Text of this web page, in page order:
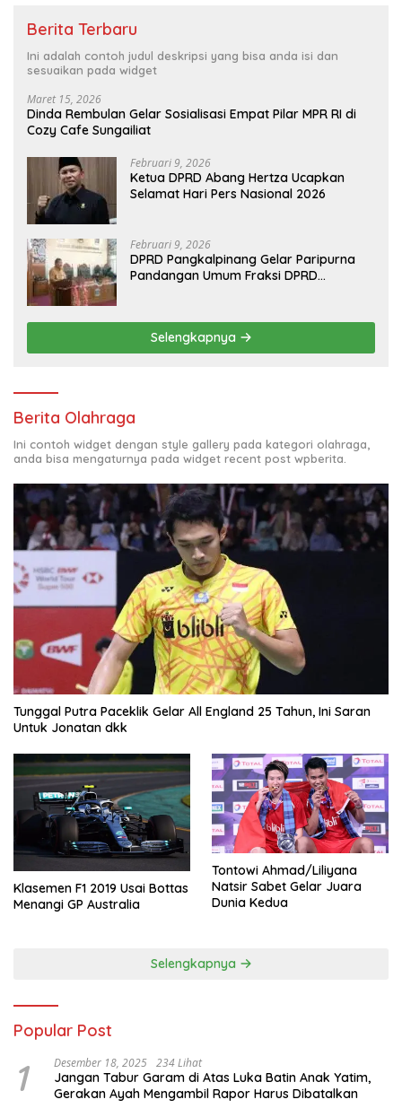
Berita Terbaru
Ini adalah contoh judul deskripsi yang bisa anda isi dan
sesuaikan pada widget
Maret 15, 2026
Dinda Rembulan Gelar Sosialisasi Empat Pilar MPR RI di
Cozy Cafe Sungailiat
Februari 9, 2026
Ketua DPRD Abang Hertza Ucapkan
Selamat Hari Pers Nasional 2026
Februari 9, 2026
DPRD Pangkalpinang Gelar Paripurna
Pandangan Umum Fraksi DPRD
Selengkapnya
Berita Olahraga
Ini contoh widget dengan style gallery pada kategori olahraga,
anda bisa mengaturnya pada widget recent post wpberita.
Tunggal Putra Paceklik Gelar All England 25 Tahun, Ini Saran
Untuk Jonatan dkk
Klasemen F1 2019 Usai Bottas
Menangi GP Australia
Tontowi Ahmad/Liliyana
Natsir Sabet Gelar Juara
Dunia Kedua
Selengkapnya
Popular Post
1 Desember 18, 2025 234 Lihat
Jangan Tabur Garam di Atas Luka Batin Anak Yatim,
Gerakan Ayah Mengambil Rapor Harus Dibatalkan